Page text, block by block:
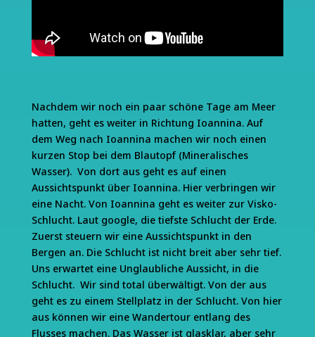
Nachdem wir noch ein paar schöne Tage am Meer
hatten, geht es weiter in Richtung Ioannina. Auf
dem Weg nach Ioannina machen wir noch einen
kurzen Stop bei dem Blautopf (Mineralisches
Wasser). Von dort aus geht es auf einen
Aussichtspunkt über Ioannina. Hier verbringen wir
eine Nacht. Von Ioannina geht es weiter zur Visko-
Schlucht. Laut google, die tiefste Schlucht der Erde.
Zuerst steuern wir eine Aussichtspunkt in den
Bergen an. Die Schlucht ist nicht breit aber sehr tief.
Uns erwartet eine Unglaubliche Aussicht, in die
Schlucht. Wir sind total überwältigt. Von der aus
geht es zu einem Stellplatz in der Schlucht. Von hier
aus können wir eine Wandertour entlang des
Flusses machen. Das Wasser ist glasklar, aber sehr